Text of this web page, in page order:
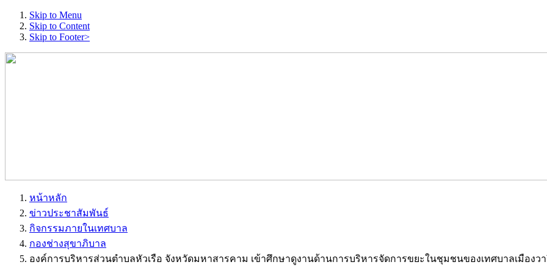
Skip to Menu
Skip to Content
Skip to Footer>
หน้าหลัก
ข่าวประชาสัมพันธ์
กิจกรรมภายในเทศบาล
กองช่างสุขาภิบาล
องค์การบริหารส่วนตำบลหัวเรือ จังหวัดมหาสารคาม เข้าศึกษาดูงานด้านการบริหารจัดการขยะในชุมชนของเทศบาลเมืองว